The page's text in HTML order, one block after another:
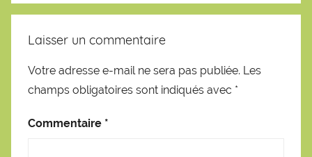
Laisser un commentaire
Votre adresse e-mail ne sera pas publiée. Les
champs obligatoires sont indiqués avec *
Commentaire *